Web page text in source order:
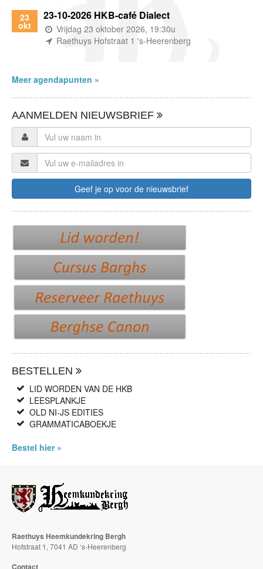
23
okt
23-10-2026 HKB-café Dialect
(wanneer)
Vrijdag 23 oktober 2026, 19:30u
(waar)
Raethuys Hofstraat 1 's-Heerenberg
Meer agendapunten »
AANMELDEN NIEUWSBRIEF
BESTELLEN
LID WORDEN VAN DE HKB
LEESPLANKJE
OLD NI-JS EDITIES
GRAMMATICABOEKJE
Bestel hier »
Raethuys Heemkundekring Bergh
Hofstraat 1, 7041 AD ‘s-Heerenberg
Contact